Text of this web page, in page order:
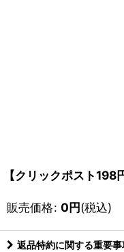
【クリックポスト
販売価格: 0円(税込)
返品特約に関する重要事